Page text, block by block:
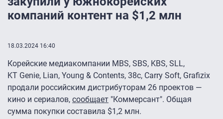
компаний контент на $1,2 млн
18.03.2024 16:40
Корейские медиакомпании MBS, SBS, KBS, SLL,
KT Genie, Lian, Young & Contents, 38c, Carry Soft, Grafizix
продали российским дистрибуторам 26 проектов —
кино и сериалов, сообщает "Коммерсант". Общая
сумма покупки составила $1,2 млн.